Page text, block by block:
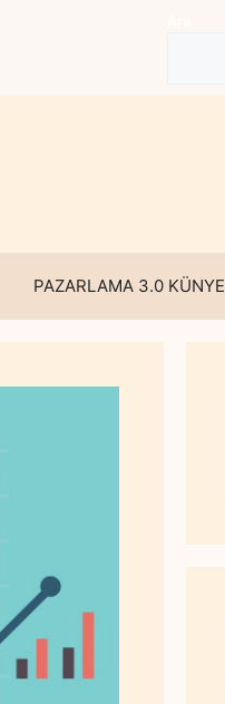
PAZARLAMA 3.0 KÜNYE